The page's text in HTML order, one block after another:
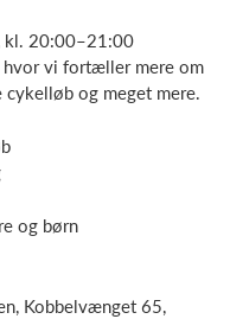
kl. 20:00–21:00
vi fortæller mere om
og meget mere.
og børn
Kobbelvænget 65,